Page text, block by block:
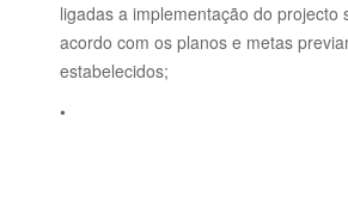
ligadas a implementação do projecto
acordo com os planos e metas
estabelecidos;